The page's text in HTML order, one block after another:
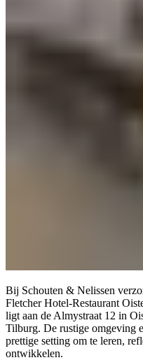
Bij Schouten & Nelissen
Fletcher Hotel-Restaurant
ligt aan de Almystraat 12 in
Tilburg. De rustige omgeving
prettige setting om te leren,
ontwikkelen.